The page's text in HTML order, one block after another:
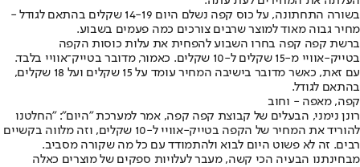
בשורה התחתונה, על כוס קפה נשלם היום 14-19 שקלים בהתאם לגודל -
מחיר גבוה מאוד למוצר שרבים צורכים כמה פעמים בשבוע.
ברשת קפה קפה בחרו השבוע להפחית את עלות כוסות הקפה
בטייק-אוויי מ-15 שקלים ל-10 שקלים. כאמור, מדובר בטייק־אוויי בלבד.
עם זאת, כאשר מדובר בישיבה המחיר עומד על 15 שקלים ועל 18 שקלים,
בהתאם לגודל.
קפה, מאפה - וחוב
רונן נימני, הבעלים של קבוצת קפה קפה, אמר למערכת "היום": "החלטנו
להוריד את המחיר של הקפה בטייק-אוויי ל-10 שקלים, וזה מלווה בקשיים
רבים. זה לא פשוט היום לבוא ולהתמודד עם כל מה שקורה מסביב.
מבחינתנו הבעיה הכי קשה, מעבר לעלויות ספקים של מוצרים כאלה